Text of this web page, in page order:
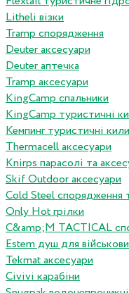
Litheli візки
Tramp спорядження
Deuter аксесуари
Deuter аптечка
Tramp аксесуари
KingCamp спальники
KingCamp туристичні
Кемпинг туристичні
Thermacell аксесуари
Knirps парасолі та
Skif Outdoor аксесуари
Cold Steel спорядження
Only Hot грілки
C&amp;M TACTICAL
Estem душ для
Tekmat аксесуари
Сivivi карабіни